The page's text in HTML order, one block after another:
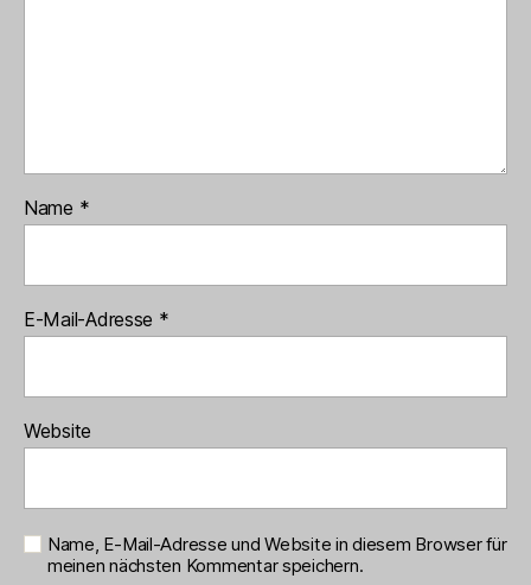
Name *
E-Mail-Adresse *
Website
Name, E-Mail-Adresse und Website in diesem Browser für
meinen nächsten Kommentar speichern.